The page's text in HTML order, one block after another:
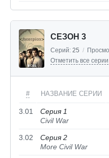
СЕЗОН 3
Серий: 25 /
Отметить все серии
# НАЗВАНИЕ СЕРИИ
3.01
Серия 1
Civil War
3.02
Серия 2
More Civil War